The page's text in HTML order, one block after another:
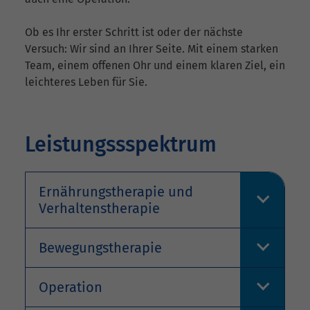
Ob es Ihr erster Schritt ist oder der nächste
Versuch: Wir sind an Ihrer Seite. Mit einem starken
Team, einem offenen Ohr und einem klaren Ziel, ein
leichteres Leben für Sie.
Leistungssspektrum
Ernährungstherapie und
Verhaltenstherapie
Bewegungstherapie
Operation